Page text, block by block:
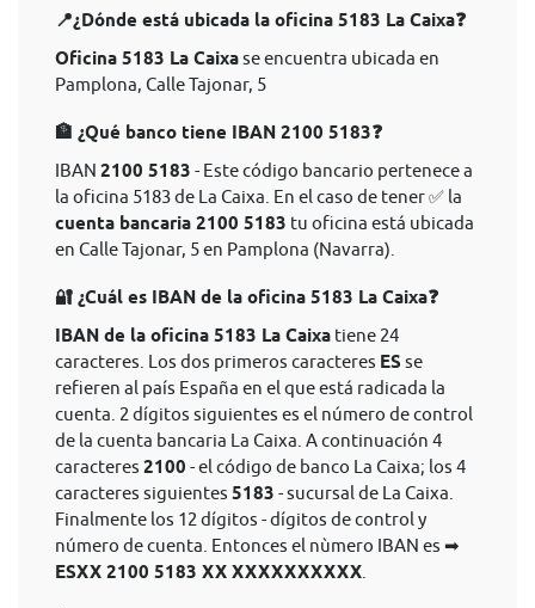
📍¿Dónde está ubicada la oficina 5183 La Caixa❓
Oficina 5183 La Caixase encuentra ubicada en
Pamplona, Calle Tajonar, 5
🏦 ¿Qué banco tiene IBAN 2100 5183❓
IBAN 2100 5183 - Este código bancario pertenece a
la oficina 5183 de La Caixa. En el caso de tener ✅ la
cuenta bancaria 2100 5183 tu oficina está ubicada
en Calle Tajonar, 5 en Pamplona (Navarra).
🔐 ¿Cuál es IBAN de la oficina 5183 La Caixa❓
IBAN de la oficina 5183 La Caixa tiene 24
caracteres. Los dos primeros caracteres ES se
refieren al país España en el que está radicada la
cuenta. 2 dígitos siguientes es el número de control
de la cuenta bancaria La Caixa. A continuación 4
caracteres 2100 - el código de banco La Caixa; los 4
caracteres siguientes 5183 - sucursal de La Caixa.
Finalmente los 12 dígitos - dígitos de control y
número de cuenta. Entonces el nùmero IBAN es ➡
ESXX 2100 5183 XX XXXXXXXXXX